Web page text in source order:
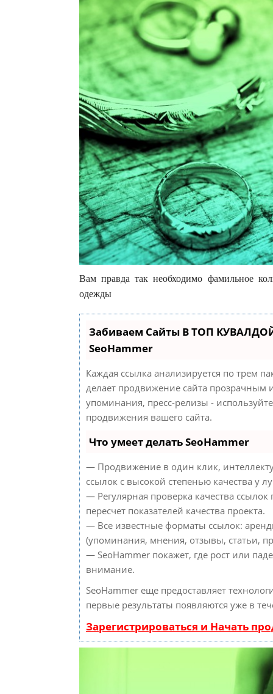
Вам правда так необходимо фамильное
одежды
Забиваем Сайты В ТОП
SeoHammer
Каждая ссылка анализируется по трем
делает продвижение сайта прозрачным
упоминания, пресс-релизы -
продвижения вашего сайта.
Что умеет делать SeoHammer
— Продвижение в один клик,
ссылок с высокой степенью качества у
— Регулярная проверка качества
пересчет показателей качества проекта.
— Все известные форматы ссылок:
(упоминания, мнения, отзывы, статьи,
— SeoHammer покажет, где рост или
внимание.
SeoHammer еще предоставляет
первые результаты появляются уже в
Зарегистрироваться и Начать